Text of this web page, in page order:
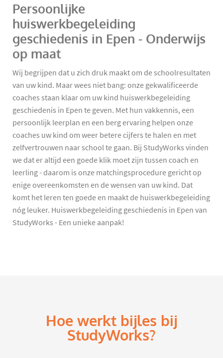
Persoonlijke
huiswerkbegeleiding
geschiedenis in Epen - Onderwijs
op maat
Wij begrijpen dat u zich druk maakt om de schoolresultaten
van uw kind. Maar wees niet bang: onze gekwalificeerde
coaches staan klaar om uw kind huiswerkbegeleiding
geschiedenis in Epen te geven. Met hun vakkennis, een
persoonlijk leerplan en een berg ervaring helpen onze
coaches uw kind om weer betere cijfers te halen en met
zelfvertrouwen naar school te gaan. Bij StudyWorks vinden
we dat er altijd een goede klik moet zijn tussen coach en
leerling - daarom is onze matchingsprocedure gericht op
enige overeenkomsten en de wensen van uw kind. Dat
komt het leren ten goede en maakt de huiswerkbegeleiding
nóg leuker. Huiswerkbegeleiding geschiedenis in Epen van
StudyWorks - Een unieke aanpak!
Hoe werkt bijles bij
StudyWorks?